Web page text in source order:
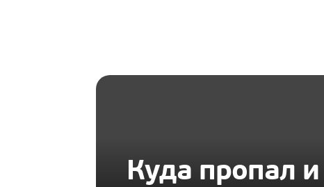
Куда пропал